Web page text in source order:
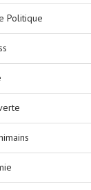
Politique